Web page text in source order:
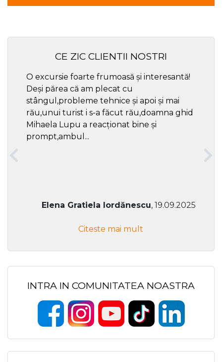
CE ZIC CLIENTII NOSTRI
O excursie foarte frumoasă și interesantă!
Deși părea că am plecat cu
stângul,probleme tehnice și apoi și mai
rău,unui turist i s-a făcut rău,doamna ghid
Mihaela Lupu a reacționat bine și
prompt,ambul...
Elena Gratiela Iordănescu, 19.09.2025
Citeste mai mult
INTRA IN COMUNITATEA NOASTRA